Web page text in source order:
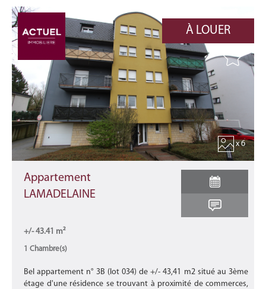
À LOUER
x 6
Appartement
LAMADELAINE
+/- 43.41 m²
1 Chambre(s)
Bel appartement n° 3B (lot 034) de +/- 43,41 m2 situé au 3ème
étage d'une résidence se trouvant à proximité de commerces,